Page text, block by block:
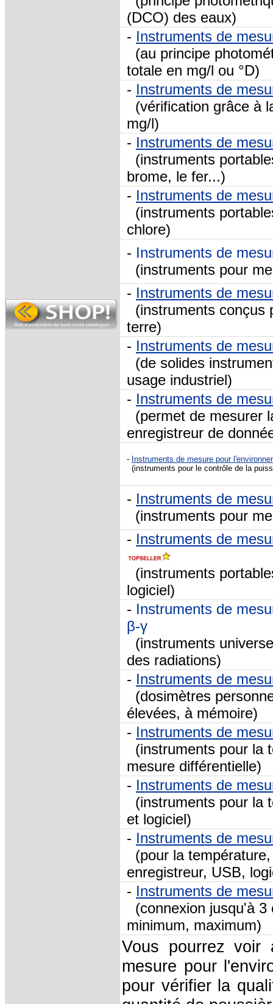
(DCO) des eaux)
- Instruments de
(au principe
totale en mg/l ou °D)
- Instruments de
(vérification grâce à
mg/l)
- Instruments de
(instruments
brome, le fer...)
- Instruments de
(instruments
chlore)
- Instruments de
(instruments pour
- Instruments de
(instruments conçus
terre)
- Instruments de
(de solides
usage industriel)
- Instruments de
(permet de mesurer
enregistreur de
- Instruments de mesure pour
(instruments pour le contrôle de la
- Instruments de
(instruments pour
- Instruments de
(instruments
logiciel)
- Instruments de
β-γ
(instruments
des radiations)
- Instruments de
(dosimètres
élevées, à mémoire)
- Instruments de
(instruments pour la
mesure différentielle)
- Instruments de
(instruments pour la
et logiciel)
- Instruments de
(pour la
enregistreur, USB,
- Instruments de
(connexion jusqu'à
minimum, maximum)
Vous pourrez voir
mesure pour
pour vérifier la